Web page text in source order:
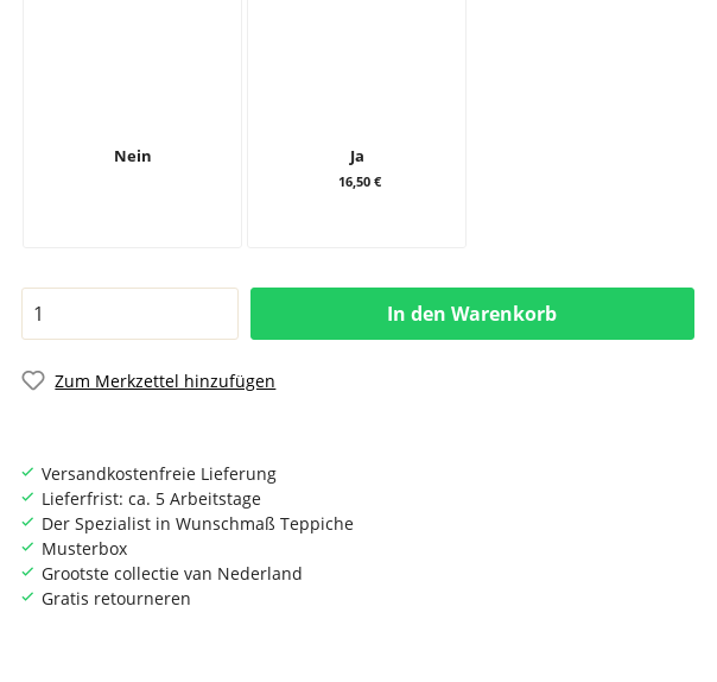
Nein Ja
16,50 €
In den Warenkorb
Zum Merkzettel hinzufügen
Versandkostenfreie Lieferung
Lieferfrist: ca. 5 Arbeitstage
Der Spezialist in Wunschmaß Teppiche
Musterbox
Grootste collectie van Nederland
Gratis retourneren